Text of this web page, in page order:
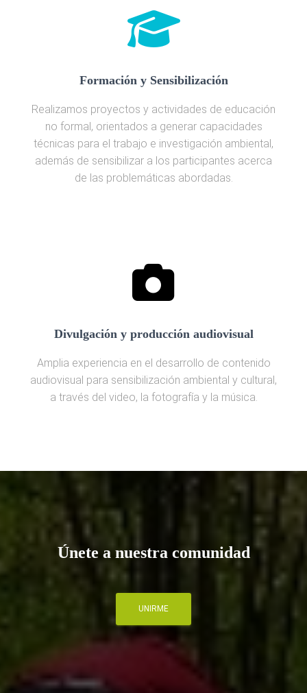
Formación y Sensibilización
Realizamos proyectos y actividades de educación
no formal, orientados a generar capacidades
técnicas para el trabajo e investigación ambiental,
además de sensibilizar a los participantes acerca
de las problemáticas abordadas.
Divulgación y producción audiovisual
Amplia experiencia en el desarrollo de contenido
audiovisual para sensibilización ambiental y cultural,
a través del video, la fotografía y la música.
Únete a nuestra comunidad
UNIRME